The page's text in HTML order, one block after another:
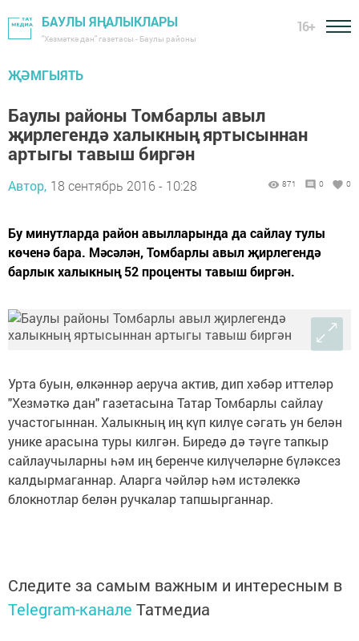
БАУЛЫ ЯҢАЛЫКЛАРЫ
"Хезмәткә дан" газетасы - Баулы районы
16+
ҖӘМГЫЯТЬ
Баулы районы Томбарлы авыл
җирлегендә халыкның яртысыннан
артыгы тавыш биргән
Автор, 18 сентябрь 2016 - 10:28 871 0 0
Бу минутларда район авылларында да сайлау тулы
көченә бара. Мәсәлән, Томбарлы авыл җирлегендә
барлык халыкның 52 проценты тавыш биргән.
Урта буын, өлкәннәр аеруча актив, дип хәбәр иттеләр
"Хезмәткә дан" газетасына Татар Томбарлы сайлау
участогыннан. Халыкның иң күп килүе сәгать ун белән
унике арасына туры килгән. Биредә дә тәүге тапкыр
сайлаучыларны һәм иң беренче килүчеләрне бүләксез
калдырмаганнар. Аларга чәйләр һәм истәлеккә
блокнотлар белән ручкалар тапшырганнар.
Следите за самым важным и интересным в
Telegram-канале Татмедиа